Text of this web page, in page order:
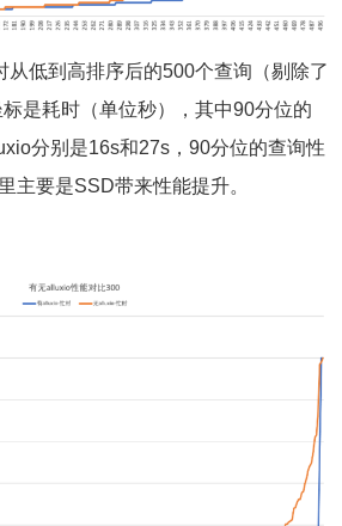
从低到高排序后的500个查询（剔除了
是耗时（单位秒），其中90分位的
分别是16s和27s，90分位的查询性
主要是SSD带来性能提升。